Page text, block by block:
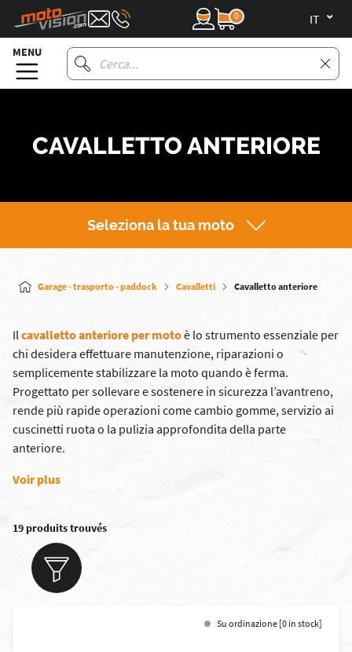
0
MENU
CAVALLETTO ANTERIORE
Seleziona la tua moto
Garage - trasporto - paddock Cavalletti Cavalletto anteriore
Ilcavalletto anteriore per motoè lo strumento essenziale per
chi desidera effettuare manutenzione, riparazioni o
semplicemente stabilizzare la moto quando è ferma.
Progettato per sollevare e sostenere in sicurezza l’avantreno,
rende più rapide operazioni come cambio gomme, servizio ai
cuscinetti ruota o la pulizia approfondita della parte
anteriore.
Voir plus
19 produits trouvés
Su ordinazione [0 in stock]